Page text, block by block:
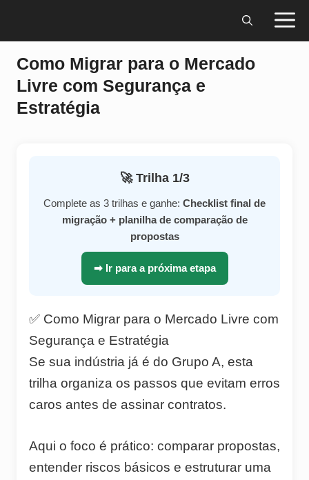
conteúdo
Como Migrar para o Mercado
Livre com Segurança e
Estratégia
🚀 Trilha 1/3
Complete as 3 trilhas e ganhe: Checklist final de
migração + planilha de comparação de
propostas
➡ Ir para a próxima etapa
✅ Como Migrar para o Mercado Livre com
Segurança e Estratégia
Se sua indústria já é do Grupo A, esta
trilha organiza os passos que evitam erros
caros antes de assinar contratos.
Aqui o foco é prático: comparar propostas,
entender riscos básicos e estruturar uma